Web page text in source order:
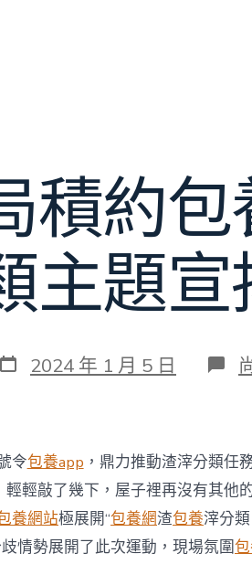
積約
主題
發
表
2024 年 1 月 5 日
約
令包養app ，鼎力推動渣滓分類任
輕輕敲了幾下，屋子裡再沒有其他
養網站極展開“包養網渣包養滓分
情勢展開了此次運動，現場氛圍